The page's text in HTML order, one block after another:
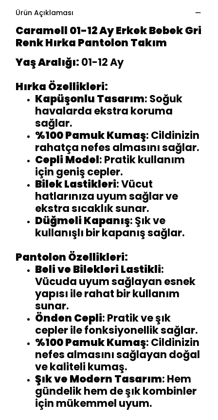
Ürün Açıklaması
Caramell 01-12 Ay Erkek Bebek Gri
Renk Hırka Pantolon Takım
Yaş Aralığı: 01-12 Ay
Hırka Özellikleri:
Kapüşonlu Tasarım: Soğuk
havalarda ekstra koruma
sağlar.
%100 Pamuk Kumaş: Cildinizin
rahatça nefes almasını sağlar.
Cepli Model: Pratik kullanım
için geniş cepler.
Bilek Lastikleri: Vücut
hatlarınıza uyum sağlar ve
ekstra sıcaklık sunar.
Düğmeli Kapanış: Şık ve
kullanışlı bir kapanış sağlar.
Pantolon Özellikleri:
Beli ve Bilekleri Lastikli:
Vücuda uyum sağlayan esnek
yapısı ile rahat bir kullanım
sunar.
Önden Cepli: Pratik ve şık
cepler ile fonksiyonellik sağlar.
%100 Pamuk Kumaş: Cildinizin
nefes almasını sağlayan doğal
ve kaliteli kumaş.
Şık ve Modern Tasarım: Hem
gündelik hem de şık kombinler
için mükemmel uyum.